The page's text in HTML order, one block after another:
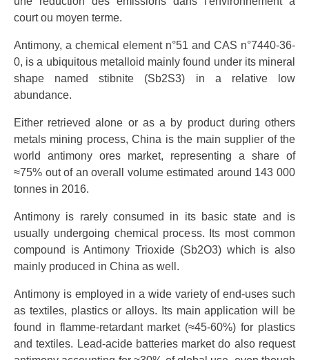
court ou moyen terme.
Antimony, a chemical element n°51 and CAS n°7440-36-
0, is a ubiquitous metalloid mainly found under its mineral
shape named stibnite (Sb2S3) in a relative low
abundance.
Either retrieved alone or as a by product during others
metals mining process, China is the main supplier of the
world antimony ores market, representing a share of
≈75% out of an overall volume estimated around 143 000
tonnes in 2016.
Antimony is rarely consumed in its basic state and is
usually undergoing chemical process. Its most common
compound is Antimony Trioxide (Sb2O3) which is also
mainly produced in China as well.
Antimony is employed in a wide variety of end-uses such
as textiles, plastics or alloys. Its main application will be
found in flamme-retardant market (≈45-60%) for plastics
and textiles. Lead-acide batteries market do also request